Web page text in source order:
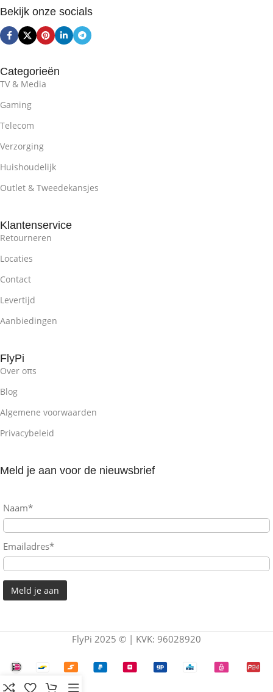
Bekijk onze socials
Categorieën
TV & Media
Gaming
Telecom
Verzorging
Huishoudelijk
Outlet & Tweedekansjes
Klantenservice
Retourneren
Locaties
Contact
Levertijd
Aanbiedingen
FlyPi
Over oπs
Blog
Algemene voorwaarden
Privacybeleid
Meld je aan voor de nieuwsbrief
Naam*
Emailadres*
FlyPi 2025 © | KVK: 96028920